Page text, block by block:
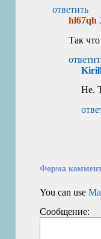
ответить
hl67qh
Так
Не.
Форма
You can use
Сообщение: